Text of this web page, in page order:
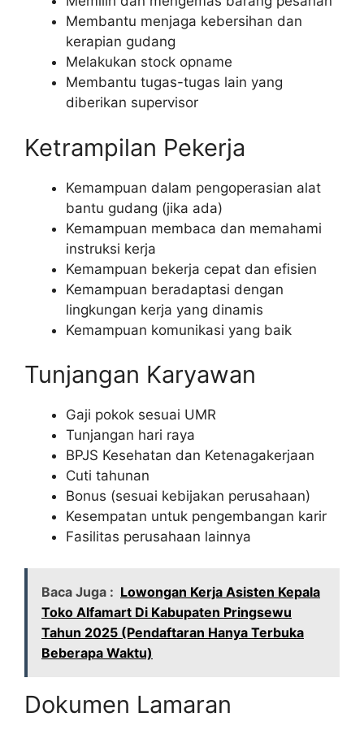
Membantu menjaga kebersihan dan
kerapian gudang
Melakukan stock opname
Membantu tugas-tugas lain yang
diberikan supervisor
Ketrampilan Pekerja
Kemampuan dalam pengoperasian alat
bantu gudang (jika ada)
Kemampuan membaca dan memahami
instruksi kerja
Kemampuan bekerja cepat dan efisien
Kemampuan beradaptasi dengan
lingkungan kerja yang dinamis
Kemampuan komunikasi yang baik
Tunjangan Karyawan
Gaji pokok sesuai UMR
Tunjangan hari raya
BPJS Kesehatan dan Ketenagakerjaan
Cuti tahunan
Bonus (sesuai kebijakan perusahaan)
Kesempatan untuk pengembangan karir
Fasilitas perusahaan lainnya
Baca Juga : Lowongan Kerja Asisten Kepala
Toko Alfamart Di Kabupaten Pringsewu
Tahun 2025 (Pendaftaran Hanya Terbuka
Beberapa Waktu)
Dokumen Lamaran